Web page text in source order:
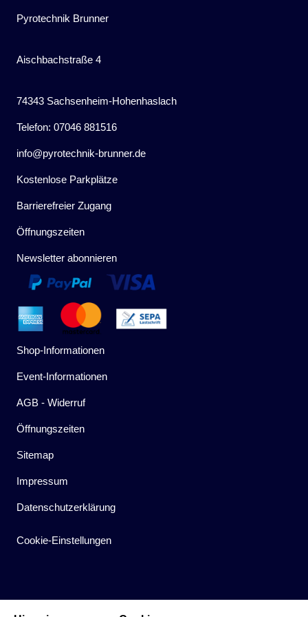
Pyrotechnik Brunner
Aischbachstraße 4
74343 Sachsenheim-Hohenhaslach
Telefon: 07046 881516
info@pyrotechnik-brunner.de
Kostenlose Parkplätze
Barrierefreier Zugang
Öffnungszeiten
Newsletter abonnieren
Shop-Informationen
Event-Informationen
AGB - Widerruf
Öffnungszeiten
Sitemap
Impressum
Datenschutzerklärung
Cookie-Einstellungen